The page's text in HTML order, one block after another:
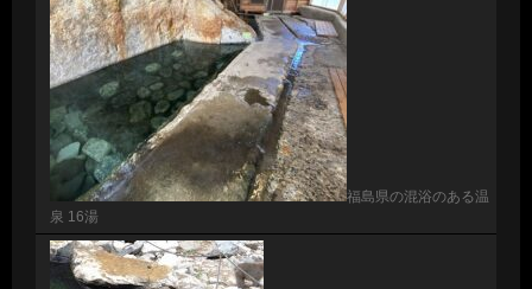
福島県の混浴のある温
泉 16湯